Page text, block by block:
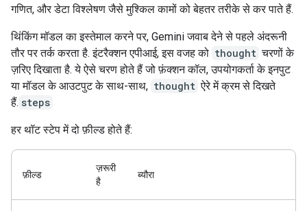
गणित, और डेटा विश्लेषण जैसे मुश्किल कामों को बेहतर तरीके से कर पाते हैं.
थिंकिंग मॉडल का इस्तेमाल करने पर, Gemini जवाब देने से पहले अंदरूनी
तौर पर तर्क करता है. इंटरैक्शन एपीआई, इस वजह को thought चरणों के
ज़रिए दिखाता है. ये ऐसे चरण होते हैं जो फ़ंक्शन कॉल, उपयोगकर्ता के इनपुट
या मॉडल के आउटपुट के साथ-साथ, thought ऐरे में क्रम से दिखते
हैं. steps
हर थॉट स्टेप में दो फ़ील्ड होते हैं:
फ़ील्ड
ज़रूरी
है
ब्यौरा